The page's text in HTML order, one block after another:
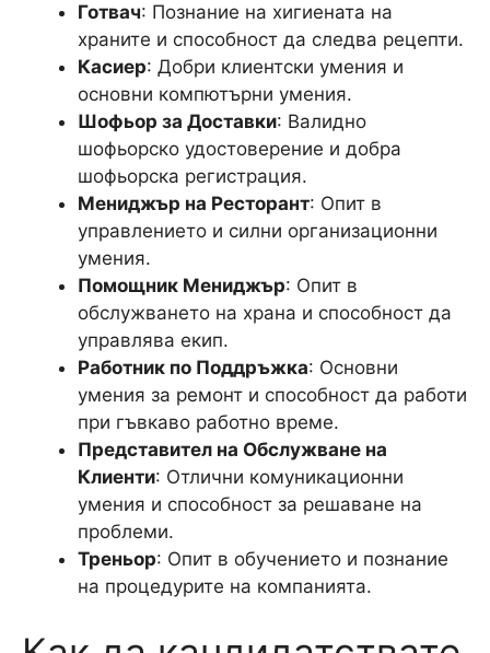
Готвач: Познание на хигиената на
храните и способност да следва рецепти.
Касиер: Добри клиентски умения и
основни компютърни умения.
Шофьор за Доставки: Валидно
шофьорско удостоверение и добра
шофьорска регистрация.
Мениджър на Ресторант: Опит в
управлението и силни организационни
умения.
Помощник Мениджър: Опит в
обслужването на храна и способност да
управлява екип.
Работник по Поддръжка: Основни
умения за ремонт и способност да работи
при гъвкаво работно време.
Представител на Обслужване на
Клиенти: Отлични комуникационни
умения и способност за решаване на
проблеми.
Треньор: Опит в обучението и познание
на процедурите на компанията.